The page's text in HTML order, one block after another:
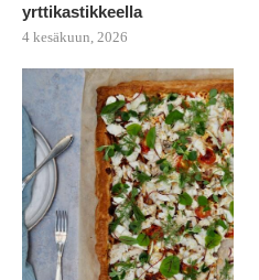
yrttikastikkeella
4 kesäkuun, 2026